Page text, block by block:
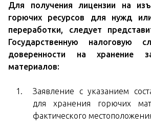
Для получения лицензии на
горючих ресурсов для нужд
переработки, следует
Государственную налоговую
доверенности на хранение
материалов:
Заявление с указанием
для хранения горючих
фактического